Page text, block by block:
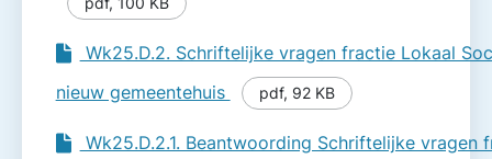
Wk25.D.2. Schriftelijke vragen fractie Lokaal
nieuw gemeentehuis
pdf, 92 KB
Wk25.D.2.1. Beantwoording Schriftelijke vragen